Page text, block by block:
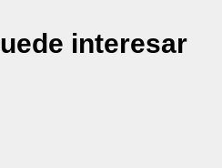
interesar